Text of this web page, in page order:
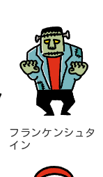
フランケンシュタ
イン